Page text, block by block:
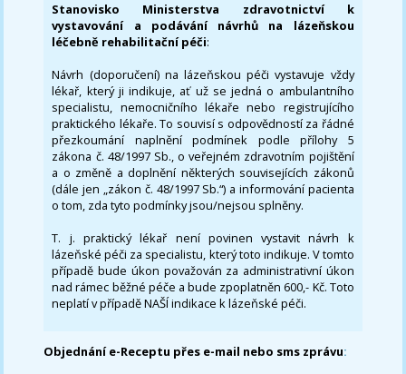
Stanovisko Ministerstva zdravotnictví k
vystavování a podávání návrhů na lázeňskou
léčebně rehabilitační péči:
Návrh (doporučení) na lázeňskou péči vystavuje vždy
lékař, který ji indikuje, ať už se jedná o ambulantního
specialistu, nemocničního lékaře nebo registrujícího
praktického lékaře. To souvisí s odpovědností za řádné
přezkoumání naplnění podmínek podle přílohy 5
zákona č. 48/1997 Sb., o veřejném zdravotním pojištění
a o změně a doplnění některých souvisejících zákonů
(dále jen „zákon č. 48/1997 Sb.“) a informování pacienta
o tom, zda tyto podmínky jsou/nejsou splněny.
T. j. praktický lékař není povinen vystavit návrh k
lázeňské péči za specialistu, který toto indikuje. V tomto
případě bude úkon považován za administrativní úkon
nad rámec běžné péče a bude zpoplatněn 600,- Kč. Toto
neplatí v případě NAŠÍ indikace k lázeňské péči.
Objednání e-Receptu přes e-mail nebo sms zprávu: